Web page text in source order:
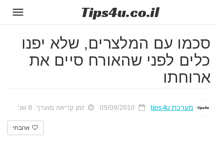
Tips4u.co.il
סכמו עם המלצרים, שלא יפנו
כלים לפני שהאורח סיים את
ארוחתו
מערכת tips4u זמן קריאה מוערך: 8 שנ'
אהבתי